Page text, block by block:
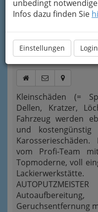
unbedingt
Infos dazu finden Sie
Einstellungen Login
SPOT EXPERTS
Kärntner Straße
Graz
+43 316 282 550
Kleinschäden (=
Dellen, Kratzer,
Fahrzeug werden
und
Karosserieschäden.
vom Profi-Team
Topmoderne, voll
Geruchsentfernung